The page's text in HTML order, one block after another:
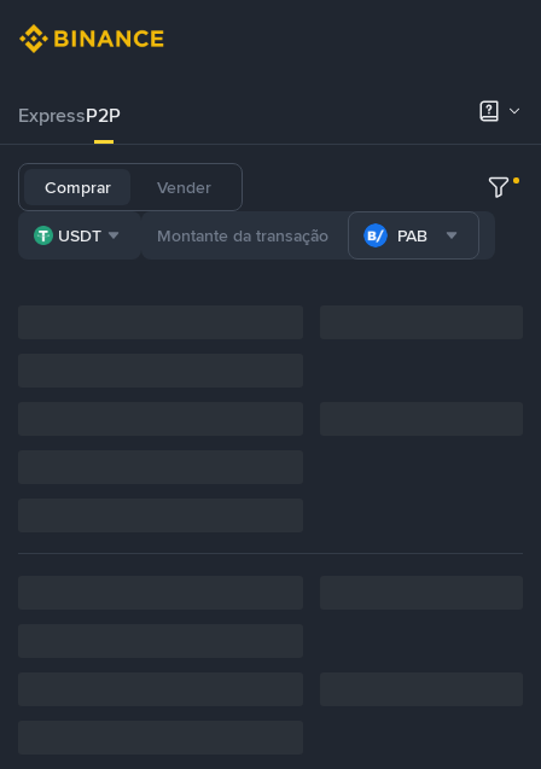
ExpressP2P
Comprar Vender
USDT PAB